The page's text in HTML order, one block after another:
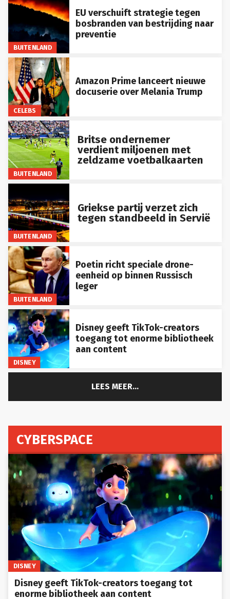
BUITENLAND
EU verschuift strategie tegen
bosbranden van bestrijding naar
preventie
CELEBS
Amazon Prime lanceert nieuwe
docuserie over Melania Trump
BUITENLAND
Britse ondernemer
verdient miljoenen met
zeldzame voetbalkaarten
BUITENLAND
Griekse partij verzet zich
tegen standbeeld in Servië
BUITENLAND
Poetin richt speciale drone-
eenheid op binnen Russisch
leger
DISNEY
Disney geeft TikTok-creators
toegang tot enorme bibliotheek
aan content
LEES MEER...
CYBERSPACE
DISNEY
Disney geeft TikTok-creators toegang tot
enorme bibliotheek aan content